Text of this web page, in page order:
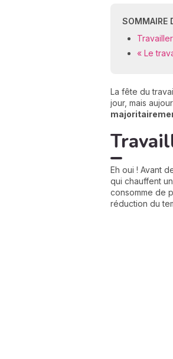
SOMMAIRE
« Le
La fête du
jour, mais
Eh oui ! Avant
qui chauffent
consomme de
réduction du